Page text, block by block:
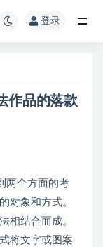
登录
作品的落款
两个方面的考
对象和方式。
相结合而成。
将文字或图案